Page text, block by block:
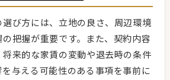
び方には、立地の良さ、周辺環境
把握が重要です。また、契約内容
来的な家賃の変動や退去時の条件
与える可能性のある事項を事前に